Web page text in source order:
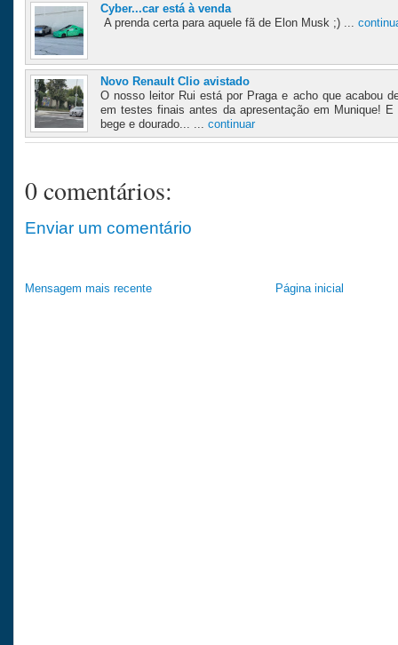
Cyber...car está à venda
A prenda certa para aquele fã de Elon Musk ;) ...
Novo Renault Clio avistado
O nosso leitor Rui está por Praga e acho que acabou
em testes finais antes da apresentação em Munique!
bege e dourado... ... continuar
0 comentários:
Enviar um comentário
Mensagem mais recente Página inicial